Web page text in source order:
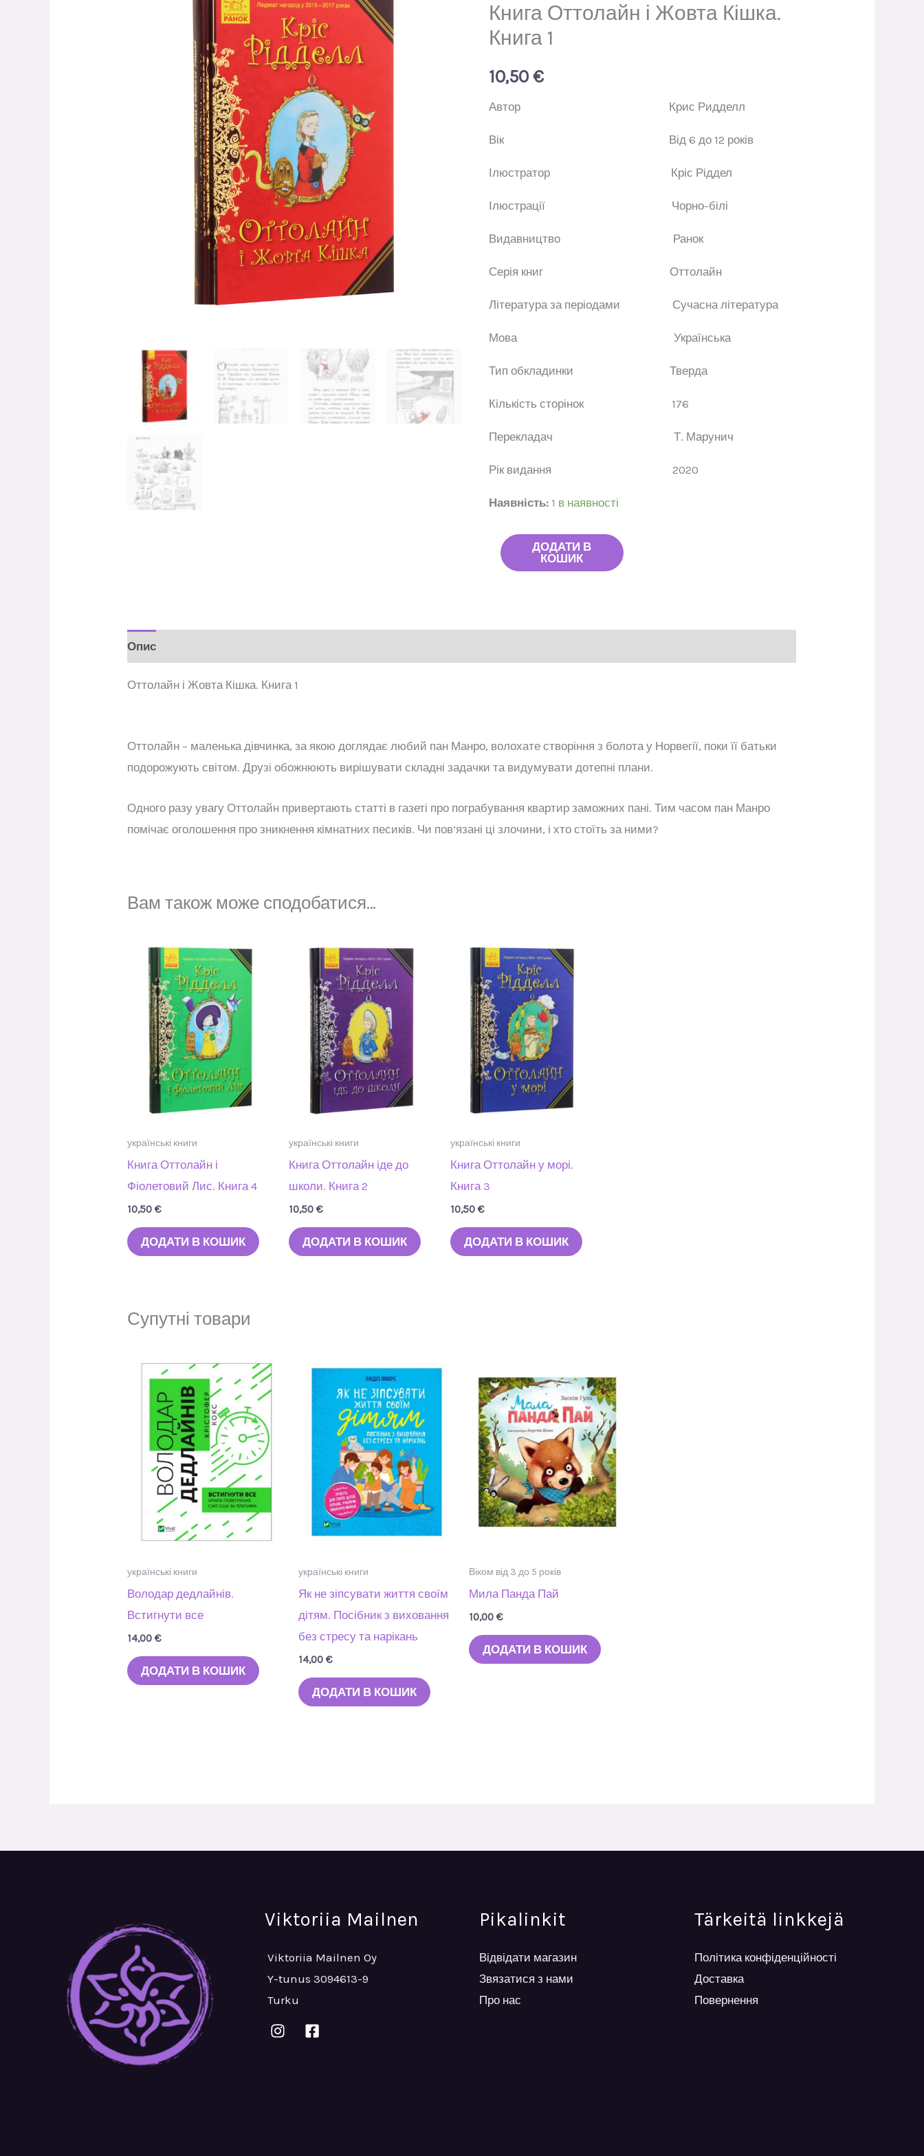
Книга Оттолайн і Жовта Кішка.
Книга 1
10,50 €
Автор Крис Ридделл
Вік Від 6 до 12 років
Ілюстратор Кріс Ріддел
Ілюстрації Чорно-білі
Видавництво Ранок
Серія книг Оттолайн
Література за періодами Сучасна література
Мова Українська
Тип обкладинки Тверда
Кількість сторінок 176
Перекладач Т. Марунич
Рік видання 2020
Наявність: 1 в наявності
Жовта
Кішка.
Книга
кількість
ДОДАТИ В
КОШИК
Опис
Оттолайн і Жовта Кішка. Книга 1
Оттолайн – маленька дівчинка, за якою доглядає любий пан Манро, волохате створіння з болота у Норвегії, поки її батьки
подорожують світом. Друзі обожнюють вирішувати складні задачки та видумувати дотепні плани.
Одного разу увагу Оттолайн привертають статті в газеті про пограбування квартир заможних пані. Тим часом пан Манро
помічає оголошення про зникнення кімнатних песиків. Чи пов’язані ці злочини, і хто стоїть за ними?
Вам також може сподобатися…
українські книги
Книга Оттолайн і
Фіолетовий Лис. Книга 4
10,50€
ДОДАТИ В КОШИК
українські книги
Книга Оттолайн іде до
школи. Книга 2
10,50 €
ДОДАТИ В КОШИК
українські книги
Книга Оттолайн у морі.
Книга 3
10,50 €
ДОДАТИ В КОШИК
Супутні товари
українські книги
Володар дедлайнів.
Встигнути все
14,00€
ДОДАТИ В КОШИК
українські книги
Як не зіпсувати життя своїм
дітям. Посібник з виховання
без стресу та нарікань
14,00 €
ДОДАТИ В КОШИК
Віком від 3 до 5 років
Мила Панда Пай
10,00 €
ДОДАТИ В КОШИК
Viktoriia Mailnen
Viktoriia Mailnen Oy
Y-tunus 3094613-9
Turku
Pikalinkit
Відвідати магазин
Звязатися з нами
Про нас
Tärkeitä linkkejä
Політика конфіденційності
Доставка
Повернення